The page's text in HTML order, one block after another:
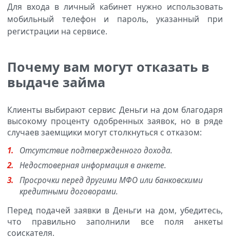
Для входа в личный кабинет нужно использовать
мобильный телефон и пароль, указанный при
регистрации на сервисе.
Почему вам могут отказать в
выдаче займа
Клиенты выбирают сервис Деньги на дом благодаря
высокому проценту одобренных заявок, но в ряде
случаев заемщики могут столкнуться с отказом:
Отсутствие подтвержденного дохода.
Недостоверная информация в анкете.
Просрочки перед другими МФО или банковскими
кредитными договорами.
Перед подачей заявки в Деньги на дом, убедитесь,
что правильно заполнили все поля анкеты
соискателя.